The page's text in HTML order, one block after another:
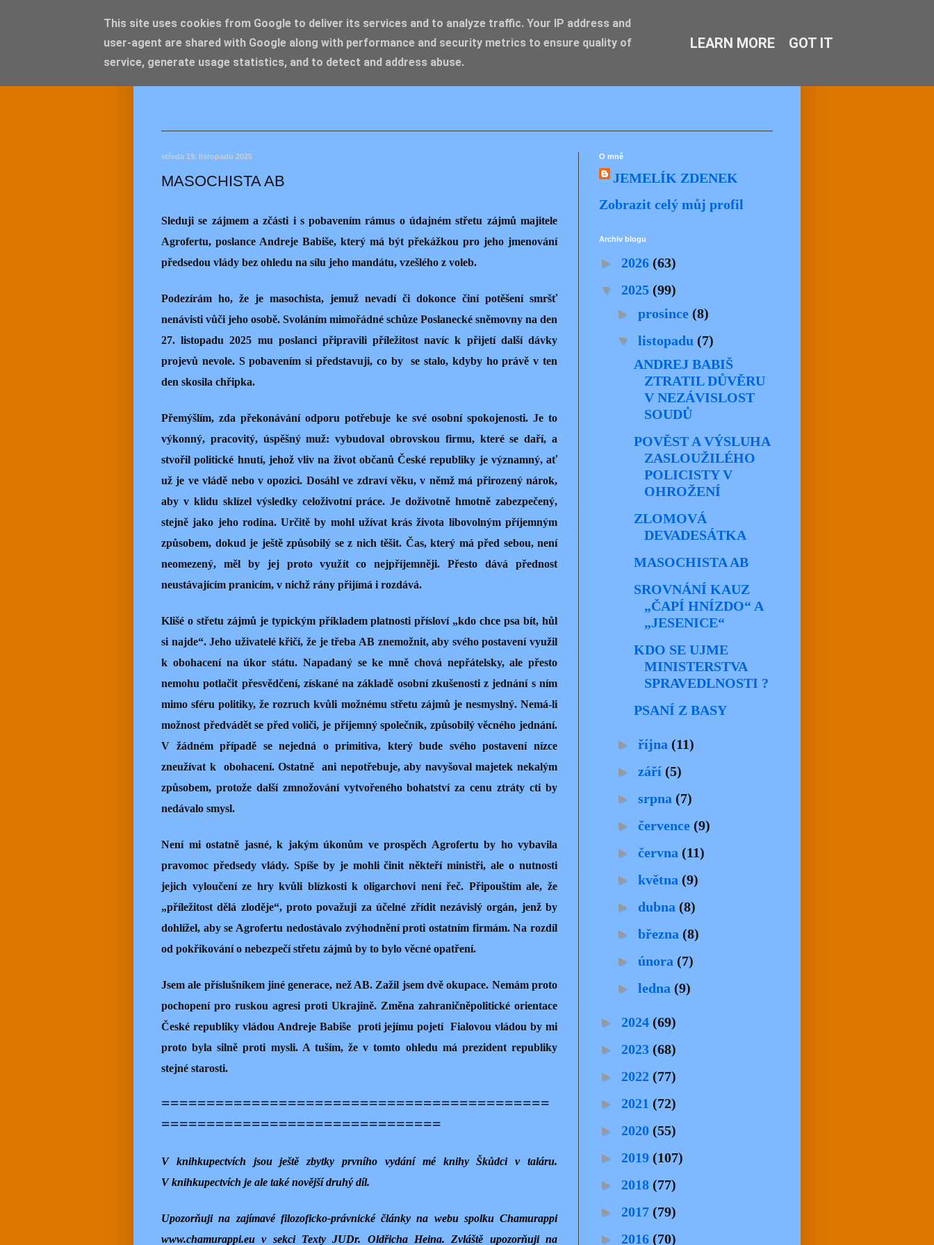
JEMELIK ZDENĚK
středa 19. listopadu 2025
MASOCHISTA AB
Sleduji se zájmem a zčásti i s pobavením rámus o údajném střetu zájmů majitele
Agrofertu, poslance Andreje Babiše, který má být překážkou pro jeho jmenování
předsedou vlády bez ohledu na sílu jeho mandátu, vzešlého z voleb.
Podezírám ho, že je masochista, jemuž nevadí či dokonce činí potěšení smršť
nenávisti vůči jeho osobě. Svoláním mimořádné schůze Poslanecké sněmovny na den
27. listopadu 2025 mu poslanci připravili příležitost navíc k přijetí další dávky
projevů nevole. S pobavením si představuji, co by se stalo, kdyby ho právě v ten
den skosila chřipka.
Přemýšlím, zda překonávání odporu potřebuje ke své osobní spokojenosti. Je to
výkonný, pracovitý, úspěšný muž: vybudoval obrovskou firmu, které se daří, a
stvořil politické hnutí, jehož vliv na život občanů České republiky je významný, ať
už je ve vládě nebo v opozici. Dosáhl ve zdraví věku, v němž má přirozený nárok,
aby v klidu sklízel výsledky celoživotní práce. Je doživotně hmotně zabezpečený,
stejně jako jeho rodina. Určitě by mohl užívat krás života libovolným příjemným
způsobem, dokud je ještě způsobilý se z nich těšit. Čas, který má před sebou, není
neomezený, měl by jej proto využít co nejpříjemněji. Přesto dává přednost
neustávajícím pranicím, v nichž rány přijímá i rozdává.
Klišé o střetu zájmů je typickým příkladem platnosti přísloví „kdo chce psa bít, hůl
si najde“. Jeho uživatelé křičí, že je třeba AB znemožnit, aby svého postavení využil
k obohacení na úkor státu. Napadaný se ke mně chová nepřátelsky, ale přesto
nemohu potlačit přesvědčení, získané na základě osobní zkušenosti z jednání s ním
mimo sféru politiky, že rozruch kvůli možnému střetu zájmů je nesmyslný. Nemá-li
možnost předvádět se před voliči, je příjemný společník, způsobilý věcného jednání.
V žádném případě se nejedná o primitiva, který bude svého postavení nízce
zneužívat k obohacení. Ostatně ani nepotřebuje, aby navyšoval majetek nekalým
způsobem, protože další zmnožování vytvořeného bohatství za cenu ztráty cti by
nedávalo smysl.
Není mi ostatně jasné, k jakým úkonům ve prospěch Agrofertu by ho vybavila
pravomoc předsedy vlády. Spíše by je mohli činit někteří ministři, ale o nutnosti
jejich vyloučení ze hry kvůli blízkosti k oligarchovi není řeč. Připouštím ale, že
„příležitost dělá zloděje“, proto považuji za účelné zřídit nezávislý orgán, jenž by
dohlížel, aby se Agrofertu nedostávalo zvýhodnění proti ostatním firmám. Na rozdíl
od pokřikování o nebezpečí střetu zájmů by to bylo věcné opatření.
Jsem ale příslušníkem jiné generace, než AB. Zažil jsem dvě okupace. Nemám proto
pochopení pro ruskou agresi proti Ukrajině. Změna zahraničněpolitické orientace
České republiky vládou Andreje Babiše proti jejímu pojetí Fialovou vládou by mi
proto byla silně proti mysli. A tuším, že v tomto ohledu má prezident republiky
stejné starosti.
===========================================
===============================
V knihkupectvích jsou ještě zbytky prvního vydání mé knihy Škůdci v taláru.
V knihkupectvích je ale také novější druhý díl.
Upozorňuji na zajímavé filozoficko-právnické články na webu spolku Chamurappi
www.chamurappi.eu v sekci Texty JUDr. Oldřicha Heina. Zvláště upozorňuji na
O mně
JEMELÍK ZDENEK
Zobrazit celý můj profil
Archiv blogu
► 2026 (63)
▼ 2025 (99)
► prosince (8)
▼ listopadu (7)
ANDREJ BABIŠ
ZTRATIL DŮVĚRU
V NEZÁVISLOST
SOUDŮ
POVĚST A VÝSLUHA
ZASLOUŽILÉHO
POLICISTY V
OHROŽENÍ
ZLOMOVÁ
DEVADESÁTKA
MASOCHISTA AB
SROVNÁNÍ KAUZ
„ČAPÍ HNÍZDO“ A
„JESENICE“
KDO SE UJME
MINISTERSTVA
SPRAVEDLNOSTI ?
PSANÍ Z BASY
► října (11)
► září (5)
► srpna (7)
► července (9)
► června (11)
► května (9)
► dubna (8)
► března (8)
► února (7)
► ledna (9)
► 2024 (69)
► 2023 (68)
► 2022 (77)
► 2021 (72)
► 2020 (55)
► 2019 (107)
► 2018 (77)
► 2017 (79)
► 2016 (70)
This site uses cookies from Google to deliver its services and to analyze traffic. Your IP address and
user-agent are shared with Google along with performance and security metrics to ensure quality of
service, generate usage statistics, and to detect and address abuse.
LEARN MORE GOT IT